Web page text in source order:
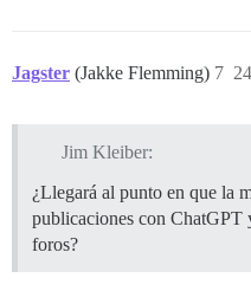
Jagster (Jakke Flemming) 7
Jim Kleiber:
¿Llegará al punto en que la
publicaciones con ChatGPT
foros?